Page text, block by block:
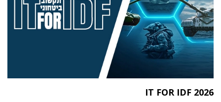
IT FOR IDF 2026